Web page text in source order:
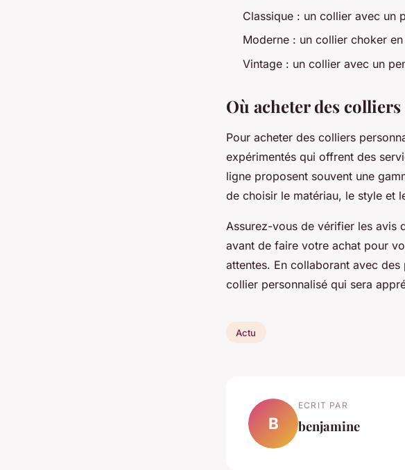
Classique : un collier avec un
Moderne : un collier choker
Vintage : un collier avec un
Où acheter des
Pour acheter des colliers
expérimentés qui offrent des
ligne proposent souvent une
de choisir le matériau, le style et
Assurez-vous de vérifier les avis
avant de faire votre achat pour
attentes. En collaborant avec
collier personnalisé qui sera
Actu
B
ECRIT PAR
benjamine